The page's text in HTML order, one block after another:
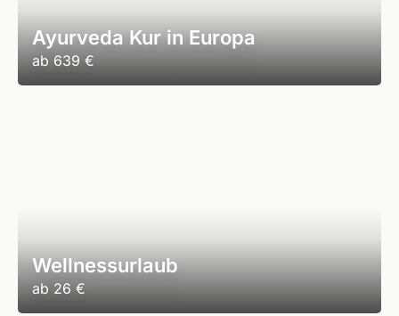
Ayurveda Kur in Europa
ab 639 €
Wellnessurlaub
ab 26 €